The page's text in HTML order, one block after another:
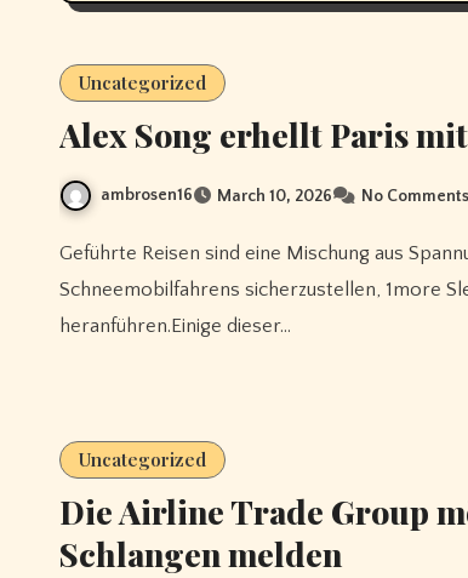
Uncategorized
Alex Song erhellt Paris
ambrosen16 March 10, 2026 No Comments
Geführte Reisen sind eine Mischung aus Spannung und Sicherheit.Sie tragen auch dazu bei, die Verbreitung des
Schneemobilfahrens sicherzustellen, 1more
heranführen.Einige dieser…
Uncategorized
Die Airline Trade Group
Schlangen melden